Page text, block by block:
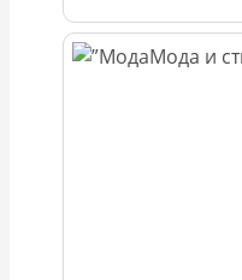
Мода и